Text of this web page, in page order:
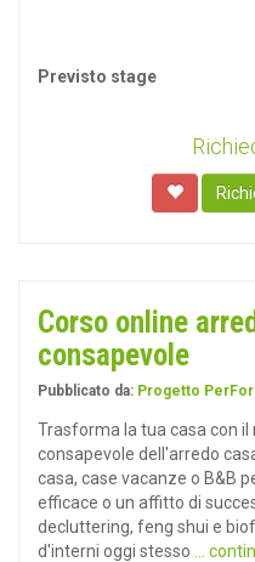
Previsto stage
Corso online
consapevole
Pubblicato da: Progetto
Trasforma la tua casa con il
consapevole dell'arredo
casa, case vacanze o B&B
efficace o un affitto di
decluttering, feng shui e
d'interni oggi stesso
...